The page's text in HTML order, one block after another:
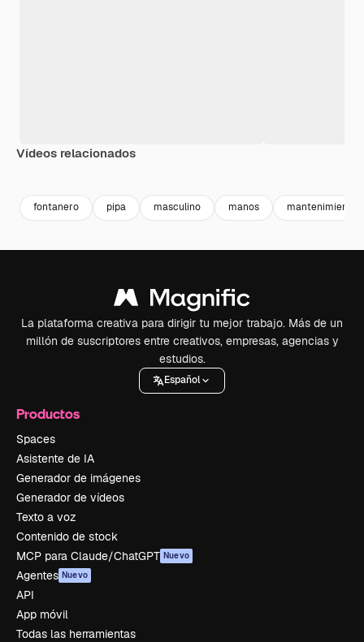
Vídeos relacionados
fontanero pipa masculino manos mantenimiento
La plataforma creativa para dirigir tu mejor trabajo. Más de un
millón de suscriptores entre creativos, empresas, agencias y
estudios.
Español
Productos
Spaces
Asistente de IA
Generador de imágenes
Generador de vídeos
Texto a voz
Contenido de stock
MCP para Claude/ChatGPT Nuevo
Agentes Nuevo
API
App móvil
Todas las herramientas